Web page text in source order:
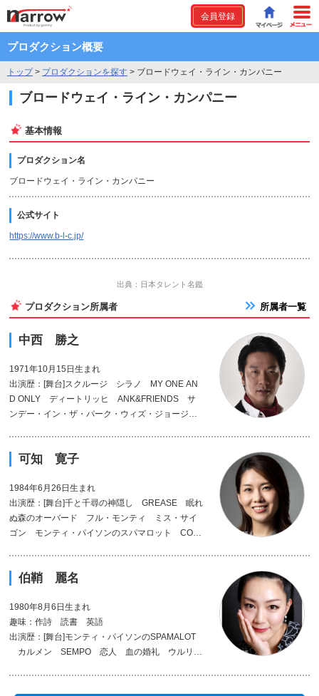
会員登録
プロダクション概要
トップ> プロダクションを探す > ブロードウェイ・ライン・カンパニー
ブロードウェイ・ライン・カンパニー
基本情報
プロダクション名
ブロードウェイ・ライン・カンパニー
公式サイト
https://www.b-l-c.jp/
出典：日本タレント名鑑
プロダクション所属者 所属者一覧
中西 勝之
1971年10月15日生まれ
出演歴：[舞台]スクルージ シラノ MY ONE AN
D ONLY ディートリッヒ ANK&FRIENDS サ
ンデー・イン・ザ・パーク・ウィズ・ジョージ
可知 寛子
1984年6月26日生まれ
出演歴：[舞台]千と千尋の神隠し GREASE 眠れ
ぬ森のオーバード フル・モンティ ミス・サイ
ゴン モンティ・パイソンのスパマロット COC
伯鞘 麗名
1980年8月6日生まれ
趣味：作詩 読書 英語
出演歴：[舞台]モンティ・パイソンのSPAMALOT
カルメン SEMPO 恋人 血の婚礼 ウルリー